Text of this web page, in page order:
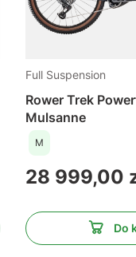
Full Suspension
Rower Trek
Mulsanne
M
Cena
28 999,00
Do